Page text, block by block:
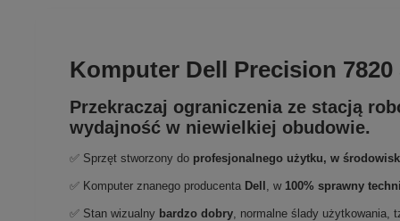
Komputer Dell Precision 7820
Przekraczaj ograniczenia ze stacją
wydajność w niewielkiej obudowie.
✅ Sprzęt stworzony do profesjonalnego użytku, w
✅ Komputer znanego producenta Dell , w 100% sprawny
✅ Stan wizualny bardzo dobry, normalne ślady użytkowania,